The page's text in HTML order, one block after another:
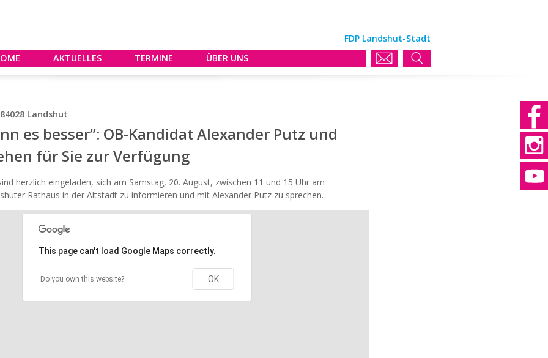
FDP Landshut-Stadt
AKTUELLES TERMINE ÜBER UNS
Landshut
es besser”: OB-Kandidat Alexander Putz und
für Sie zur Verfügung
herzlich eingeladen, sich am Samstag, 20. August, zwischen 11 und 15 Uhr am
Rathaus in der Altstadt zu informieren und mit Alexander Putz zu sprechen.
This page can't load Google Maps correctly.
Do you own this website? OK